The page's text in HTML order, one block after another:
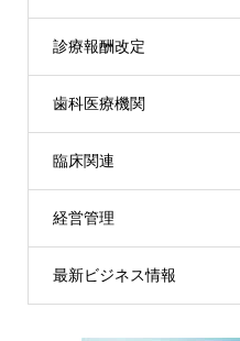
診療報酬改定
歯科医療機関
臨床関連
経営管理
最新ビジネス情報